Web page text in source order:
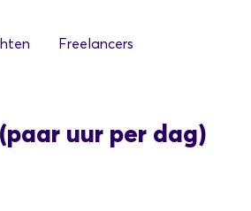
Freelancers
uur per dag)